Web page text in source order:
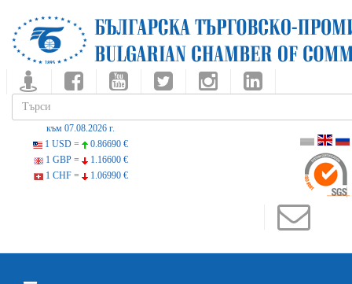
към 07.08.2026 г.
1 USD =
0.86690 €
1 GBP =
1.16600 €
1 CHF =
1.06990 €